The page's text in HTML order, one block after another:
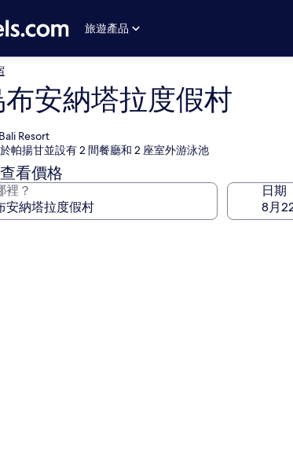
旅遊產品
安納塔拉度假村
Resort
帕揚甘並設有 2 間餐廳和 2 座室外游泳池
看價格
裡？ 日期